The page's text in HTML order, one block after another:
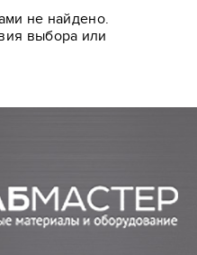
не найдено.
выбора или